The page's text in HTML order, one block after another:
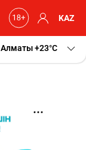
KAZ
Алматы+23 C